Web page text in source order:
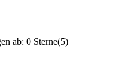
ab: 0 Sterne(5)